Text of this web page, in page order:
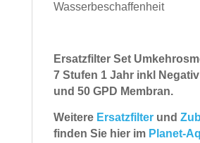
Wasserbeschaffenheit
Ersatzfilter Set
7 Stufen 1 Jahr inkl
und 50 GPD Membran.
Weitere Ersatzfilterund
finden Sie hier im Planet-